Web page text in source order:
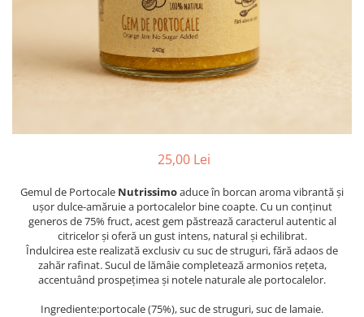
CIOCOLATĂ ȘI CACAO
SUPERALIMENTE
LACTATE
REMEDII NATURISTE
TOATE PRODUSELE
25,00 Lei
Gemul de Portocale Nutrissimoaduce în borcan aroma vibrantă și
ușor dulce-amăruie a portocalelor bine coapte. Cu un conținut
generos de 75% fruct, acest gem păstrează caracterul autentic al
citricelor și oferă un gust intens, natural și echilibrat.
Îndulcirea este realizată exclusiv cu suc de struguri, fără adaos de
zahăr rafinat. Sucul de lămâie completează armonios rețeta,
accentuând prospețimea și notele naturale ale portocalelor.
Ingrediente:portocale (75%), suc de struguri, suc de lamaie.